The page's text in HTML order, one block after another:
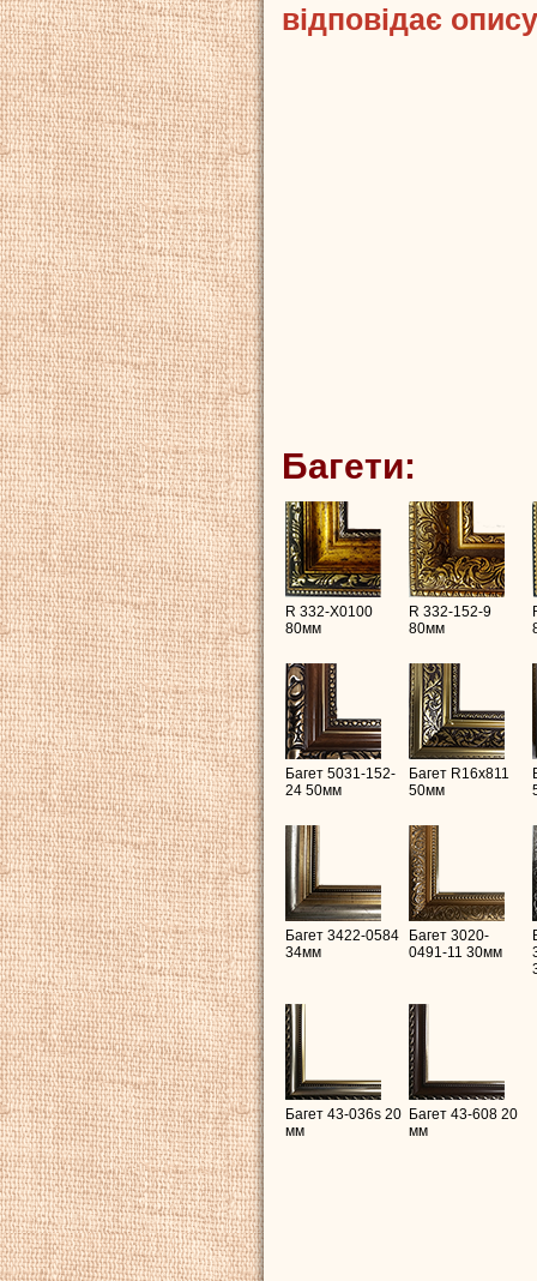
відповідає
Багети:
R 332-X0100
80мм
R 332-152-9
80мм
Багет 5031-152-
24 50мм
Багет R16х811
50мм
Багет 3422-0584
34мм
Багет 3020-
0491-11 30мм
Багет 43-036s 20
мм
Багет 43-608 20
мм